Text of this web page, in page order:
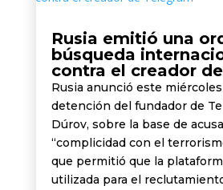
Rusia emitió una
búsqueda
contra el creador
Rusia anunció este
detención del fundador de
Dúrov, sobre la base de
“complicidad con el
que permitió que la
utilizada para el